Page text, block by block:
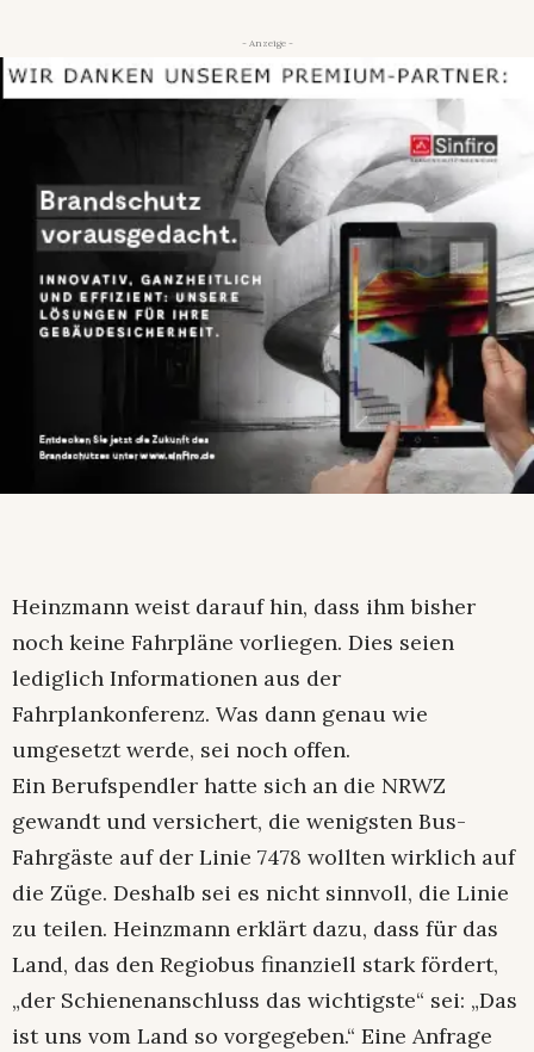
- Anzeige -
Heinzmann weist darauf hin, dass ihm bisher
noch keine Fahrpläne vorliegen. Dies seien
lediglich Informationen aus der
Fahrplankonferenz. Was dann genau wie
umgesetzt werde, sei noch offen.
Ein Berufspendler hatte sich an die NRWZ
gewandt und versichert, die wenigsten Bus-
Fahrgäste auf der Linie 7478 wollten wirklich auf
die Züge. Deshalb sei es nicht sinnvoll, die Linie
zu teilen. Heinzmann erklärt dazu, dass für das
Land, das den Regiobus finanziell stark fördert,
„der Schienenanschluss das wichtigste“ sei: „Das
ist uns vom Land so vorgegeben.“ Eine Anfrage